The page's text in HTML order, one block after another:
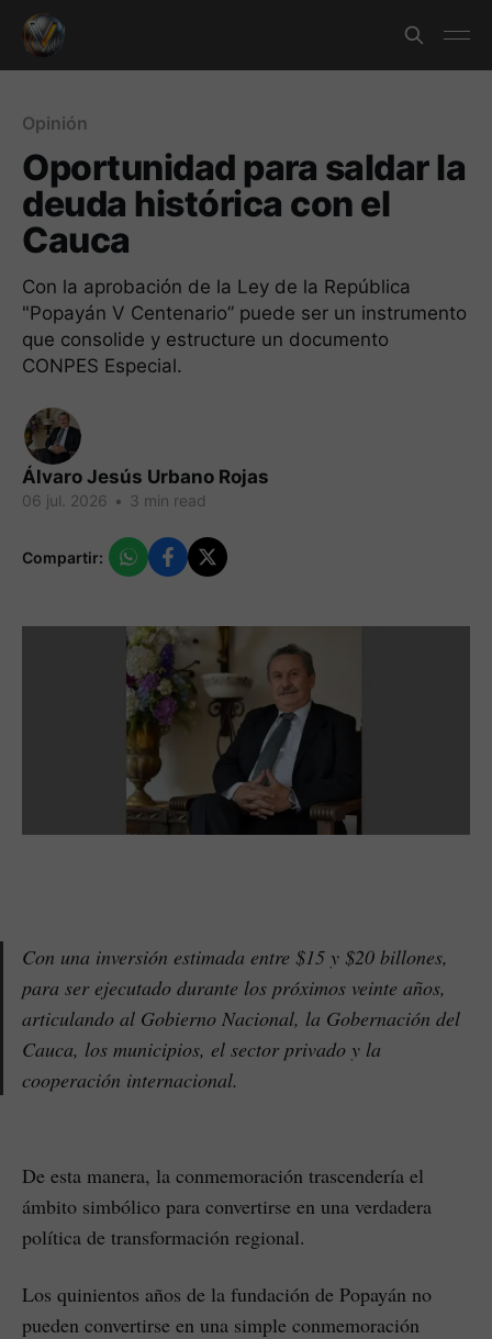
Opinión
Oportunidad para saldar la
deuda histórica con el
Cauca
Con la aprobación de la Ley de la República
"Popayán V Centenario” puede ser un instrumento
que consolide y estructure un documento
CONPES Especial.
Álvaro Jesús Urbano Rojas
06 jul. 2026 • 3 min read
Compartir:
Con una inversión estimada entre $15 y $20 billones,
para ser ejecutado durante los próximos veinte años,
articulando al Gobierno Nacional, la Gobernación del
Cauca, los municipios, el sector privado y la
cooperación internacional.
De esta manera, la conmemoración trascendería el
ámbito simbólico para convertirse en una verdadera
política de transformación regional.
Los quinientos años de la fundación de Popayán no
pueden convertirse en una simple conmemoración